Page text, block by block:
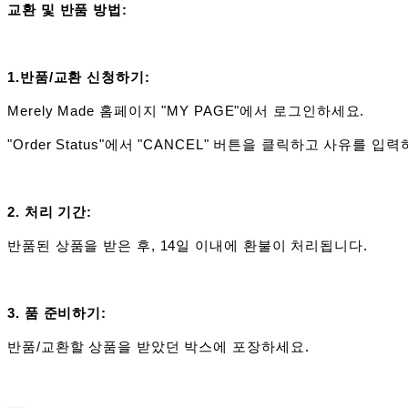
교환 및 반품 방법:
1.반품/교환 신청하기:
Merely Made 홈페이지 "MY PAGE"에서 로그인하세요.
"Order Status"에서 "CANCEL" 버튼을 클릭하고 사유를 입력
2. 처리 기간:
반품된 상품을 받은 후, 14일 이내에 환불이 처리됩니다.
3. 품 준비하기 :
반품/교환할 상품을 받았던 박스에 포장하세요.